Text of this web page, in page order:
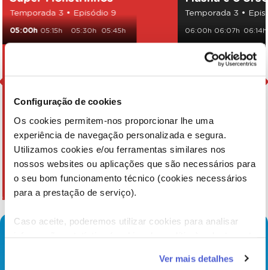
Configuração de cookies
Os cookies permitem-nos proporcionar lhe uma
experiência de navegação personalizada e segura.
Utilizamos cookies e/ou ferramentas similares nos
nossos websites ou aplicações que são necessários para
o seu bom funcionamento técnico (cookies necessários
para a prestação de serviço).
Caso aceite, poderemos utilizar cookies para analisar
funcionalidades (cookies de personalização e
Ver mais detalhes
Temporada 3 • Episódio 9
05:00h 05:15h 05:30h 05:45h
Temporada 3 •
06:00h 06:07h 06:14h
06:33h 06:41h 09:25h